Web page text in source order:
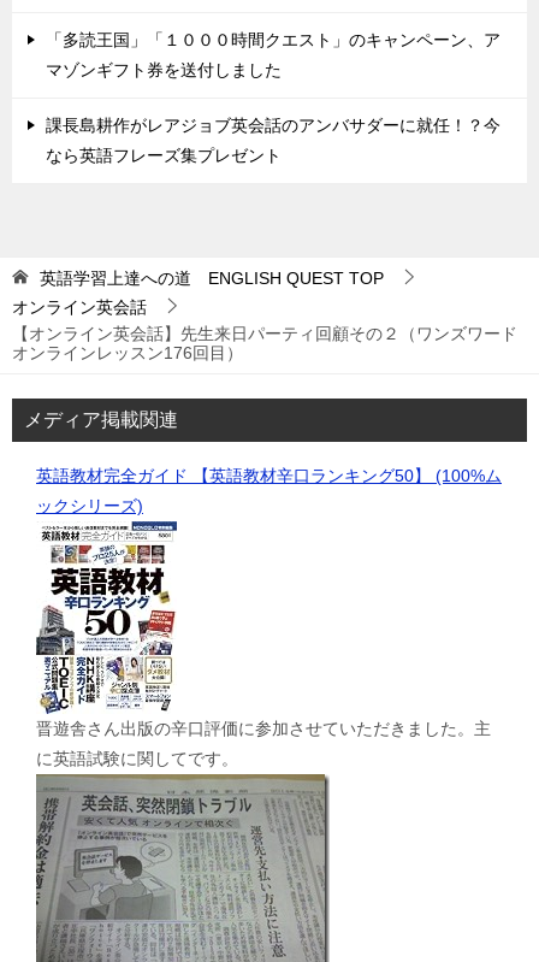
「多読王国」「１０００時間クエスト」のキャンペーン、ア
マゾンギフト券を送付しました
課長島耕作がレアジョブ英会話のアンバサダーに就任！？今
なら英語フレーズ集プレゼント
英語学習上達への道 ENGLISH QUEST TOP
オンライン英会話
【オンライン英会話】先生来日パーティ回顧その２（ワンズワード
オンラインレッスン176回目）
メディア掲載関連
英語教材完全ガイド 【英語教材辛口ランキング50】 (100%ム
ックシリーズ)
晋遊舎さん出版の辛口評価に参加させていただきました。主
に英語試験に関してです。